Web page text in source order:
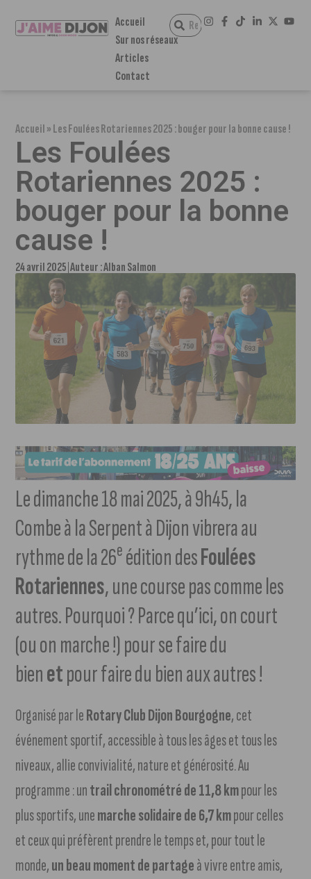
Accueil
Sur nos réseaux
Articles
Contact
Accueil»Les Foulées Rotariennes 2025 : bouger pour la bonne cause !
Les Foulées
Rotariennes 2025 :
bouger pour la bonne
cause !
24 avril 2025 Auteur :Alban Salmon
Le dimanche 18 mai 2025, à 9h45, la
Combe à la Serpent à Dijon vibrera au
rythme de la 26eédition desFoulées
Rotariennes, une course pas comme les
autres. Pourquoi ? Parce qu’ici, on court
(ou on marche !) pour se faire du
bienetpour faire du bien aux autres !
Organisé par leRotary Club Dijon Bourgogne, cet
événement sportif, accessible à tous les âges et tous les
niveaux, allie convivialité, nature et générosité. Au
programme : untrail chronométré de 11,8 kmpour les
plus sportifs, unemarche solidaire de 6,7 kmpour celles
et ceux qui préfèrent prendre le temps et, pour tout le
monde,un beau moment de partageà vivre entre amis,